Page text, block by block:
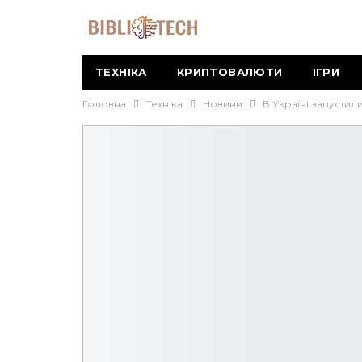
ТЕХНІКА КРИПТОВАЛЮТИ ІГРИ
Головна Техніка Новини В Україні